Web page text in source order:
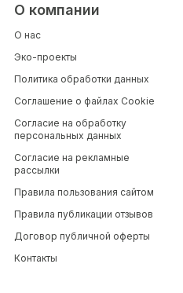
О компании
О нас
Эко-проекты
Политика обработки данных
Соглашение о файлах Cookie
Согласие на обработку
персональных данных
Согласие на рекламные
рассылки
Правила пользования сайтом
Правила публикации отзывов
Договор публичной оферты
Контакты